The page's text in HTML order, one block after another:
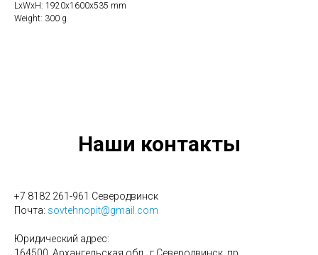
LxWxH: 1920x1600x535 mm
Weight: 300 g
Наши контакты
+7 8182 261-961 Северодвинск
Почта: sovtehnopit@gmail.com
Юридический адрес: